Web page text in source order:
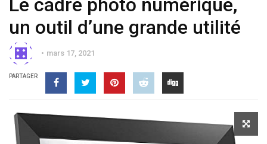
Le cadre photo numérique,
un outil d’une grande utilité
mars 17, 2021
PARTAGER